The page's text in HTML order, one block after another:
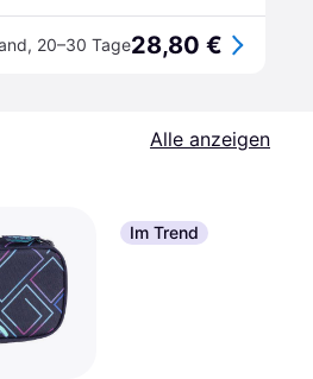
, 20–30 Tage28,80 €
Alle anzeigen
Im Trend